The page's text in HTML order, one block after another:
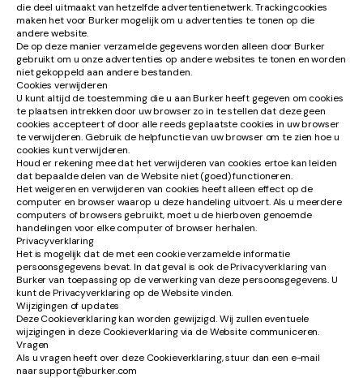
die deel uitmaakt van hetzelfde advertentienetwerk. Trackingcookies
maken het voor Burker mogelijk om u advertenties te tonen op die
andere website.
De op deze manier verzamelde gegevens worden alleen door Burker
gebruikt om u onze advertenties op andere websites te tonen en worden
niet gekoppeld aan andere bestanden.
Cookies verwijderen
U kunt altijd de toestemming die u aan Burker heeft gegeven om cookies
te plaatsen intrekken door uw browser zo in te stellen dat deze geen
cookies accepteert of door alle reeds geplaatste cookies in uw browser
te verwijderen. Gebruik de helpfunctie van uw browser om te zien hoe u
cookies kunt verwijderen.
Houd er rekening mee dat het verwijderen van cookies ertoe kan leiden
dat bepaalde delen van de Website niet (goed) functioneren.
Het weigeren en verwijderen van cookies heeft alleen effect op de
computer en browser waarop u deze handeling uitvoert. Als u meerdere
computers of browsers gebruikt, moet u de hierboven genoemde
handelingen voor elke computer of browser herhalen.
Privacyverklaring
Het is mogelijk dat de met een cookie verzamelde informatie
persoonsgegevens bevat. In dat geval is ook de Privacyverklaring van
Burker van toepassing op de verwerking van deze persoonsgegevens. U
kunt de Privacyverklaring op de Website vinden.
Wijzigingen of updates
Deze Cookieverklaring kan worden gewijzigd. Wij zullen eventuele
wijzigingen in deze Cookieverklaring via de Website communiceren.
Vragen
Als u vragen heeft over deze Cookieverklaring, stuur dan een e-mail
naarsupport@burker.com